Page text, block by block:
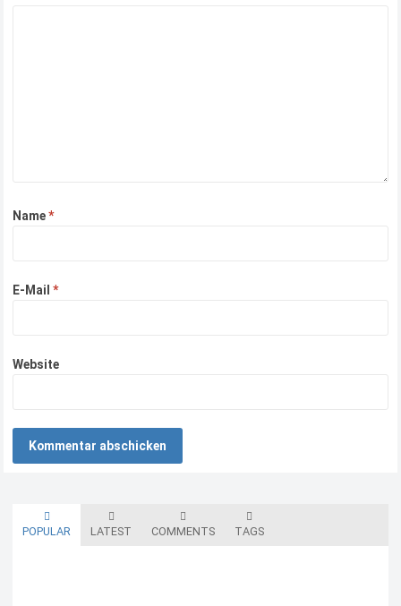
Name*
E-Mail*
Website
POPULAR LATEST COMMENTS TAGS